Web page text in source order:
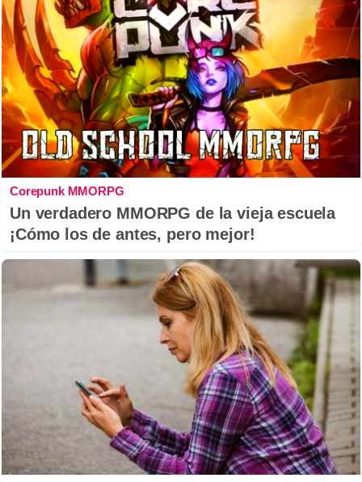
Corepunk MMORPG
Un verdadero MMORPG de la vieja escuela
¡Cómo los de antes, pero mejor!